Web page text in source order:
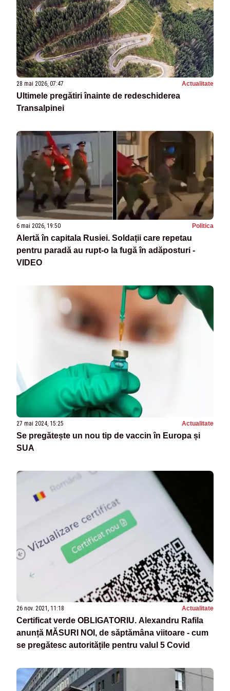
28 mai 2026, 07:47 Actualitate
Ultimele pregătiri înainte de redeschiderea
Transalpinei
6 mai 2026, 19:50 Politica
Alertă în capitala Rusiei. Soldații care repetau
pentru paradă au rupt-o la fugă în adăposturi -
VIDEO
27 mai 2024, 15:25 Actualitate
Se pregătește un nou tip de vaccin în Europa și
SUA
26 nov. 2021, 11:18 Actualitate
Certificat verde OBLIGATORIU. Alexandru Rafila
anunță MĂSURI NOI, de săptămâna viitoare - cum
se pregătesc autoritățile pentru valul 5 Covid